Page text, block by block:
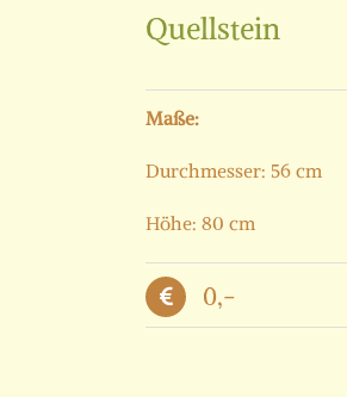
Quellstein
Maße:
Durchmesser: 56 cm
Höhe: 80 cm
0,-